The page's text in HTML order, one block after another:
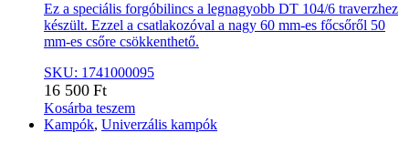
Ez a speciális forgóbilincs a legnagyobb DT 104/6 traverzhez
készült. Ezzel a csatlakozóval a nagy 60 mm-es főcsőről 50
mm-es csőre csökkenthető.
SKU: 1741000095
16 500 Ft
Kosárba teszem
Kampók, Univerzális kampók